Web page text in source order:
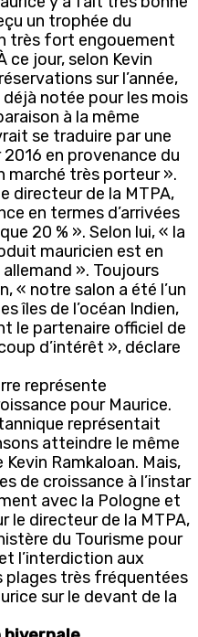
un trophée du
très fort engouement
ce jour, selon Kevin
sur l’année,
notée pour les mois
à la même
se traduire par une
en provenance du
marché très porteur ».
directeur de la MTPA,
en termes d’arrivées
20 % ». Selon lui, « la
mauricien est en
». Toujours
« notre salon a été l’un
îles de l’océan Indien,
le partenaire officiel de
d’intérêt », déclare
représente
pour Maurice.
représentait
atteindre le même
Ramkaloan. Mais,
de croissance à l’instar
avec la Pologne et
le directeur de la MTPA,
du Tourisme pour
l’interdiction aux
plages très fréquentées
sur le devant de la